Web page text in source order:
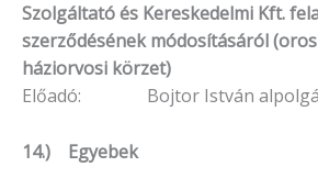
Szolgáltató és Kereskedelmi Kft.
szerződésének módosításáról
háziorvosi körzet)
Előadó: Bojtor István
14.) Egyebek